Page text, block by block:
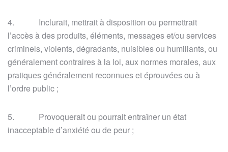
4. Inclurait, mettrait à disposition ou permettrait
l’accès à des produits, éléments, messages et/ou services
criminels, violents, dégradants, nuisibles ou humiliants, ou
généralement contraires à la loi, aux normes morales, aux
pratiques généralement reconnues et éprouvées ou à
l’ordre public ;
5. Provoquerait ou pourrait entraîner un état
inacceptable d’anxiété ou de peur ;